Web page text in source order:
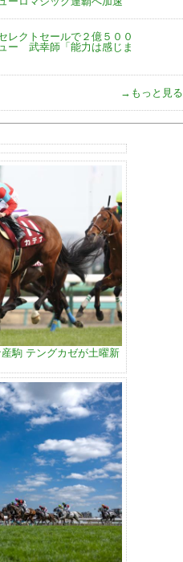
レクトセールで２億５００
ー 武幸師「能力は感じま
→もっと見る
駒 テングカゼが土曜新